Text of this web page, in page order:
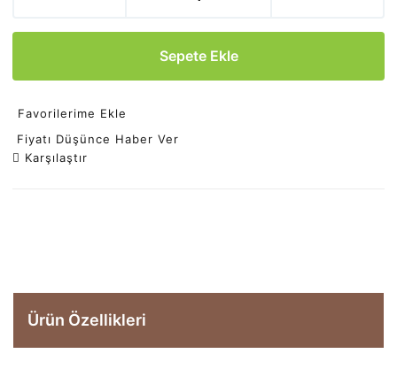
Sepete Ekle
Favorilerime Ekle
Fiyatı Düşünce Haber Ver
Karşılaştır
Ürün Özellikleri